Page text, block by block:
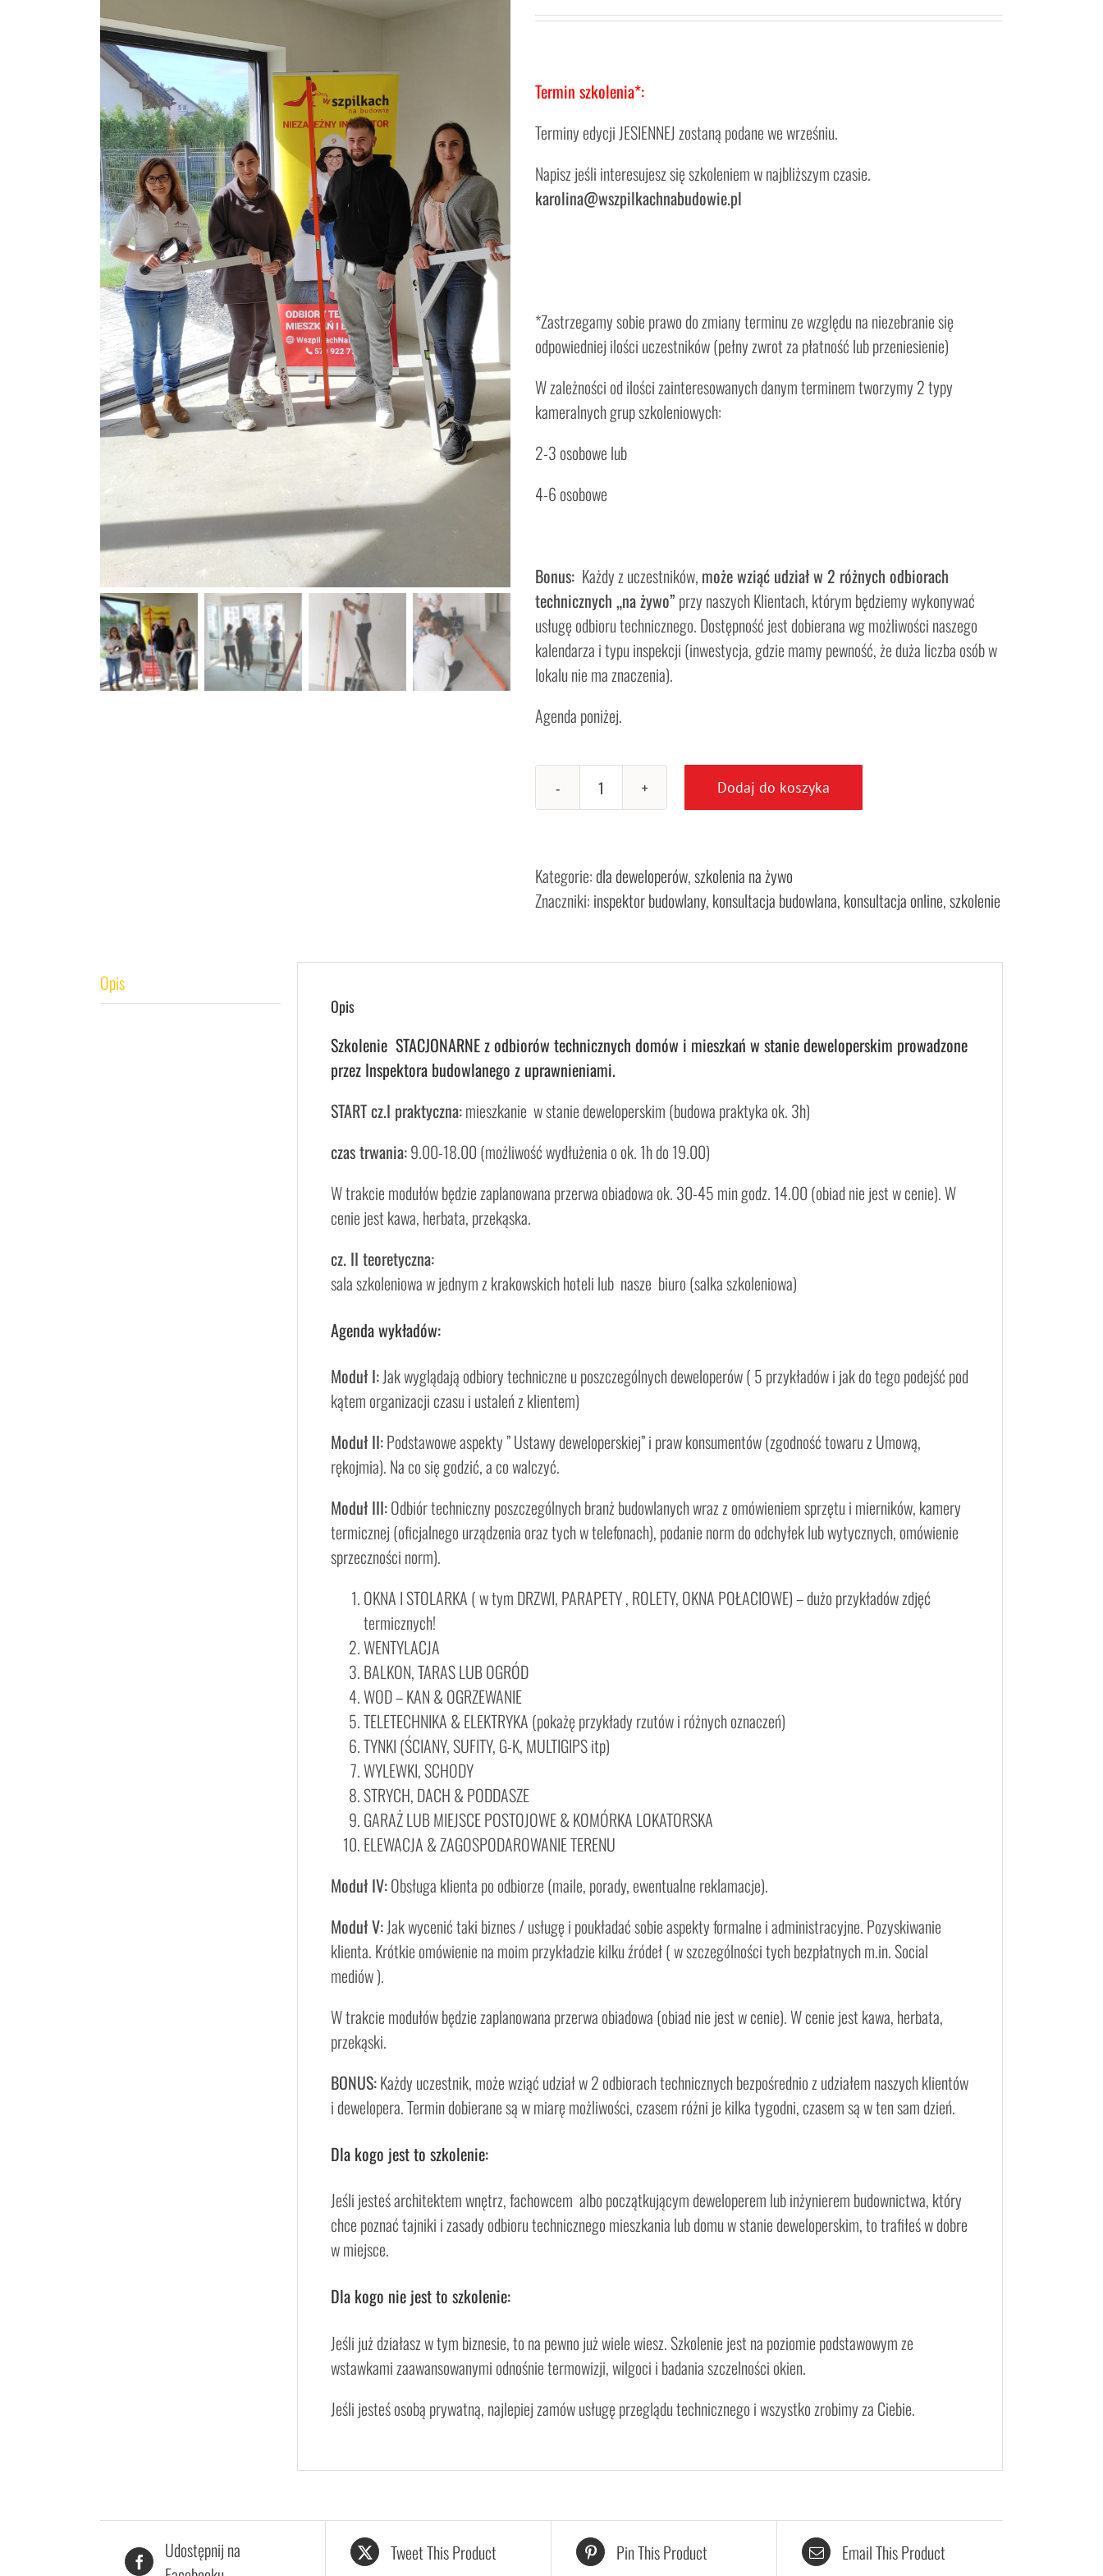
Termin szkolenia*:
Terminy edycji JESIENNEJ zostaną podane we wrześniu.
Napisz jeśli interesujesz się szkoleniem w najbliższym czasie.
karolina@wszpilkachnabudowie.pl
*Zastrzegamy sobie prawo do zmiany terminu ze względu na niezebranie się
odpowiedniej ilości uczestników (pełny zwrot za płatność lub przeniesienie)
W zależności od ilości zainteresowanych danym terminem tworzymy 2 typy
kameralnych grup szkoleniowych:
2-3 osobowe lub
4-6 osobowe
Bonus: Każdy z uczestników, może wziąć udział w 2 różnych odbiorach
technicznych „na żywo” przy naszych Klientach, którym będziemy wykonywać
usługę odbioru technicznego. Dostępność jest dobierana wg możliwości naszego
kalendarza i typu inspekcji (inwestycja, gdzie mamy pewność, że duża liczba osób w
lokalu nie ma znaczenia).
Agenda poniżej.
ilość
i
PRAKTYCZNE
mieszkania
-
KRAKÓW
Dodaj do koszyka
Kategorie: dla deweloperów,szkolenia na żywo
Znaczniki: inspektor budowlany, konsultacja budowlana, konsultacja online,szkolenie
Opis
Opis
Szkolenie STACJONARNE z odbiorów technicznych domów i mieszkań w stanie deweloperskim prowadzone
przez Inspektora budowlanego z uprawnieniami.
START cz.I praktyczna:mieszkanie w stanie deweloperskim (budowa praktyka ok. 3h)
czas trwania:9.00-18.00 (możliwość wydłużenia o ok. 1h do 19.00)
W trakcie modułów będzie zaplanowana przerwa obiadowa ok. 30-45 min godz. 14.00 (obiad nie jest w cenie). W
cenie jest kawa, herbata, przekąska.
cz. II teoretyczna:
sala szkoleniowa w jednym z krakowskich hoteli lub nasze biuro (salka szkoleniowa)
Agenda wykładów:
Moduł I:Jak wyglądają odbiory techniczne u poszczególnych deweloperów ( 5 przykładów i jak do tego podejść pod
kątem organizacji czasu i ustaleń z klientem)
Moduł II:Podstawowe aspekty ” Ustawy deweloperskiej” i praw konsumentów (zgodność towaru z Umową,
rękojmia). Na co się godzić, a co walczyć.
Moduł III:Odbiór techniczny poszczególnych branż budowlanych wraz z omówieniem sprzętu i mierników, kamery
termicznej (oficjalnego urządzenia oraz tych w telefonach), podanie norm do odchyłek lub wytycznych, omówienie
sprzeczności norm).
OKNA I STOLARKA ( w tym DRZWI, PARAPETY , ROLETY, OKNA POŁACIOWE) – dużo przykładów zdjęć
termicznych!
WENTYLACJA
BALKON, TARAS LUB OGRÓD
WOD – KAN & OGRZEWANIE
TELETECHNIKA & ELEKTRYKA (pokażę przykłady rzutów i różnych oznaczeń)
TYNKI (ŚCIANY, SUFITY, G-K, MULTIGIPS itp)
WYLEWKI, SCHODY
STRYCH, DACH & PODDASZE
GARAŻ LUB MIEJSCE POSTOJOWE & KOMÓRKA LOKATORSKA
ELEWACJA & ZAGOSPODAROWANIE TERENU
Moduł IV:Obsługa klienta po odbiorze (maile, porady, ewentualne reklamacje).
Moduł V:Jak wycenić taki biznes / usługę i poukładać sobie aspekty formalne i administracyjne. Pozyskiwanie
klienta. Krótkie omówienie na moim przykładzie kilku źródeł ( w szczególności tych bezpłatnych m.in. Social
mediów ).
W trakcie modułów będzie zaplanowana przerwa obiadowa (obiad nie jest w cenie). W cenie jest kawa, herbata,
przekąski.
BONUS:Każdy uczestnik, może wziąć udział w 2 odbiorach technicznych bezpośrednio z udziałem naszych klientów
i dewelopera. Termin dobierane są w miarę możliwości, czasem różni je kilka tygodni, czasem są w ten sam dzień.
Dla kogo jest to szkolenie:
Jeśli jesteś architektem wnętrz, fachowcem albo początkującym deweloperem lub inżynierem budownictwa, który
chce poznać tajniki i zasady odbioru technicznego mieszkania lub domu w stanie deweloperskim, to trafiłeś w dobre
w miejsce.
Dla kogo nie jest to szkolenie:
Jeśli już działasz w tym biznesie, to na pewno już wiele wiesz. Szkolenie jest na poziomie podstawowym ze
wstawkami zaawansowanymi odnośnie termowizji, wilgoci i badania szczelności okien.
Jeśli jesteś osobą prywatną, najlepiej zamów usługę przeglądu technicznego i wszystko zrobimy za Ciebie.
Udostępnij na
Tweet This Product Pin This Product Email This Product